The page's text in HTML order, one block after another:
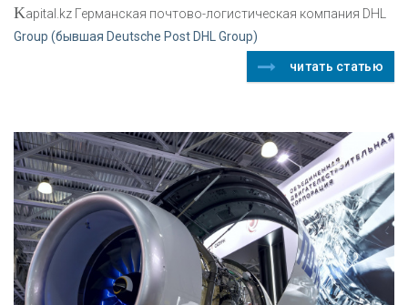
Kapital.kz Германская почтово-логистическая компания DHL
Group (бывшая Deutsche Post DHL Group)
читать статью